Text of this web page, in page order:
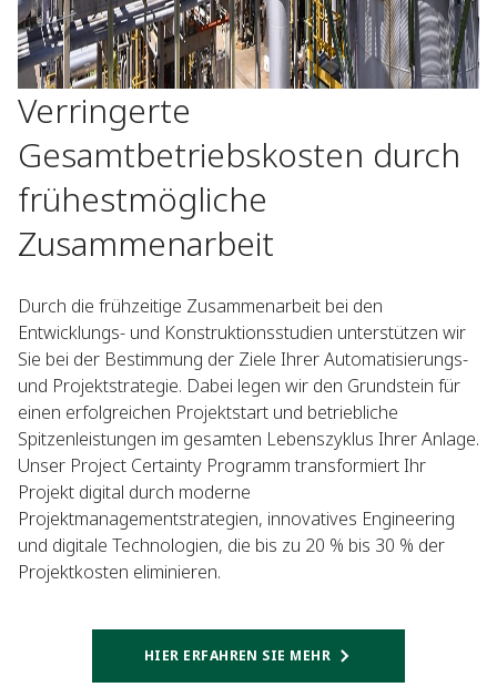
Verringerte
Gesamtbetriebskosten durch
frühestmögliche
Zusammenarbeit
Durch die frühzeitige Zusammenarbeit bei den
Entwicklungs- und Konstruktionsstudien unterstützen wir
Sie bei der Bestimmung der Ziele Ihrer Automatisierungs-
und Projektstrategie. Dabei legen wir den Grundstein für
einen erfolgreichen Projektstart und betriebliche
Spitzenleistungen im gesamten Lebenszyklus Ihrer Anlage.
Unser Project Certainty Programm transformiert Ihr
Projekt digital durch moderne
Projektmanagementstrategien, innovatives Engineering
und digitale Technologien, die bis zu 20 % bis 30 % der
Projektkosten eliminieren.
HIER ERFAHREN SIE MEHR